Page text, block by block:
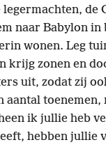
legermachten, de
naar Babylon in
wonen. Leg
krijg zonen en
uit, zodat zij
toenemen,
ik jullie heb
hebben jullie